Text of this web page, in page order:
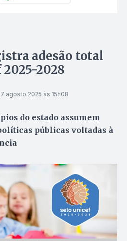
adesão total
2025-2028
agosto 2025 às 15h08
do estado assumem
públicas voltadas à